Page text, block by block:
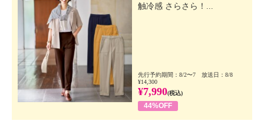
触冷感 さらさら！...
先行予約期間：8/2〜7 放送日：8/8
¥14,300
¥7,990(税込)
44%OFF